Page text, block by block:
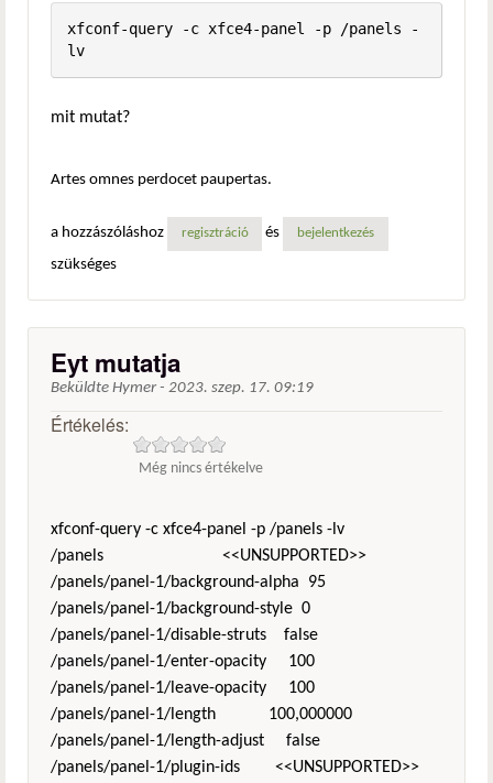
xfconf-query -c xfce4-panel -p /panels -
lv
mit mutat?
Artes omnes perdocet paupertas.
a hozzászóláshoz regisztráció és bejelentkezés
szükséges
Eyt mutatja
Beküldte Hymer- 2023. szep. 17. 09:19
Értékelés:
Még nincs értékelve
xfconf-query -c xfce4-panel -p /panels -lv
/panels <<UNSUPPORTED>>
/panels/panel-1/background-alpha 95
/panels/panel-1/background-style 0
/panels/panel-1/disable-struts false
/panels/panel-1/enter-opacity 100
/panels/panel-1/leave-opacity 100
/panels/panel-1/length 100,000000
/panels/panel-1/length-adjust false
/panels/panel-1/plugin-ids <<UNSUPPORTED>>